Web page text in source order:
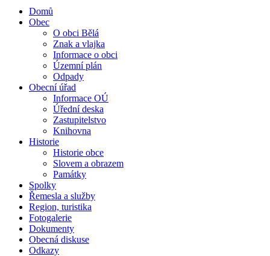
Domů
Obec
O obci Bělá
Znak a vlajka
Informace o obci
Územní plán
Odpady
Obecní úřad
Informace OÚ
Úřední deska
Zastupitelstvo
Knihovna
Historie
Historie obce
Slovem a obrazem
Památky
Spolky
Řemesla a služby
Region, turistika
Fotogalerie
Dokumenty
Obecná diskuse
Odkazy